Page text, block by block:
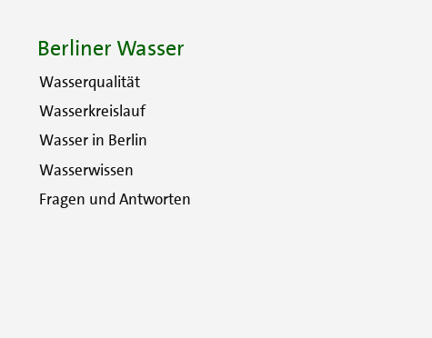
Berliner Wasser
Wasserqualität
Wasserkreislauf
Wasser in Berlin
Wasserwissen
Fragen und Antworten